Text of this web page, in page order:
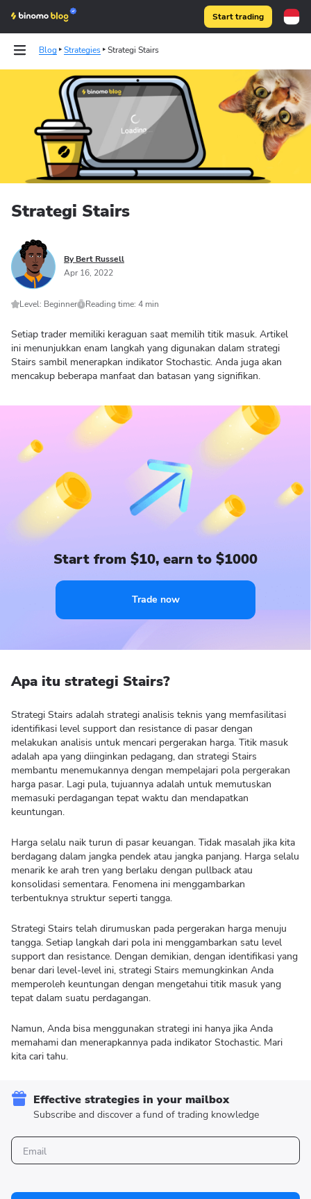
Start trading
Blog Strategies Strategi Stairs
Binomo on Telegram
Strategi Stairs
By Bert Russell
Apr 16, 2022
Level: Beginner Reading time: 4 min
Setiap trader memiliki keraguan saat memilih titik masuk. Artikel
ini menunjukkan enam langkah yang digunakan dalam strategi
Stairs sambil menerapkan indikator Stochastic. Anda juga akan
mencakup beberapa manfaat dan batasan yang signifikan.
Start from $10, earn to $1000
Trade now
Apa itu strategi Stairs?
Strategi Stairs adalah strategi analisis teknis yang memfasilitasi
identifikasi level support dan resistance di pasar dengan
melakukan analisis untuk mencari pergerakan harga. Titik masuk
adalah apa yang diinginkan pedagang, dan strategi Stairs
membantu menemukannya dengan mempelajari pola pergerakan
harga pasar. Lagi pula, tujuannya adalah untuk memutuskan
memasuki perdagangan tepat waktu dan mendapatkan
keuntungan.
Harga selalu naik turun di pasar keuangan. Tidak masalah jika kita
berdagang dalam jangka pendek atau jangka panjang. Harga selalu
menarik ke arah tren yang berlaku dengan pullback atau
konsolidasi sementara. Fenomena ini menggambarkan
terbentuknya struktur seperti tangga.
Strategi Stairs telah dirumuskan pada pergerakan harga menuju
tangga. Setiap langkah dari pola ini menggambarkan satu level
support dan resistance. Dengan demikian, dengan identifikasi yang
benar dari level-level ini, strategi Stairs memungkinkan Anda
memperoleh keuntungan dengan mengetahui titik masuk yang
tepat dalam suatu perdagangan.
Namun, Anda bisa menggunakan strategi ini hanya jika Anda
memahami dan menerapkannya pada indikator Stochastic. Mari
kita cari tahu.
Effective strategies in your mailbox
Subscribe and discover a fund of trading knowledge